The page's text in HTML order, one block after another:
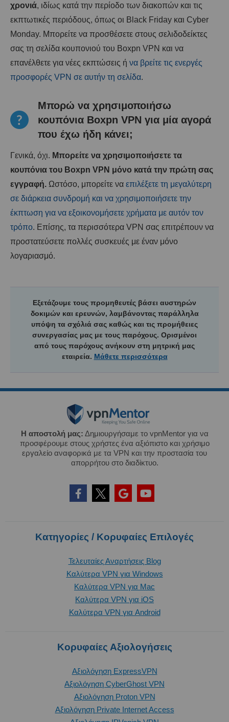
χρονιά, ιδίως κατά την περίοδο των διακοπών και τις
εκπτωτικές περιόδους, όπως οι Black Friday και Cyber ​​
Monday. Μπορείτε να προσθέσετε στους σελιδοδείκτες
σας τη σελίδα κουπονιού του Boxpn VPN και να
επανέλθετε για νέες εκπτώσεις ή να βρείτε τις ενεργές
προσφορές VPN σε αυτήν τη σελίδα.
Μπορώ να χρησιμοποιήσω
κουπόνια Boxpn VPN για μία αγορά
που έχω ήδη κάνει;
Γενικά, όχι. Μπορείτε να χρησιμοποιήσετε τα
κουπόνια του Boxpn VPN μόνο κατά την πρώτη σας
εγγραφή. Ωστόσο, μπορείτε να επιλέξετε τη μεγαλύτερη
σε διάρκεια συνδρομή και να χρησιμοποιήσετε την
έκπτωση για να εξοικονομήσετε χρήματα με αυτόν τον
τρόπο. Επίσης, τα περισσότερα VPN σας επιτρέπουν να
προστατεύσετε πολλές συσκευές με έναν μόνο
λογαριασμό.
Εξετάζουμε τους προμηθευτές βάσει αυστηρών
δοκιμών και ερευνών, λαμβάνοντας παράλληλα
υπόψη τα σχόλιά σας καθώς και τις προμήθειες
συνεργασίας μας με τους παρόχους. Ορισμένοι
από τους παρόχους ανήκουν στη μητρική μας
εταιρεία. Μάθετε περισσότερα
Η αποστολή μας: Δημιουργήσαμε το vpnMentor για να
προσφέρουμε στους χρήστες ένα αξιόπιστο και χρήσιμο
εργαλείο αναφορικά με τα VPN και την προστασία του
απορρήτου στο διαδίκτυο.
Κατηγορίες / Κορυφαίες Επιλογές
Τελευταίες Αναρτήσεις Blog
Καλύτερα VPN για Windows
Καλύτερα VPN για Mac
Καλύτερα VPN για iOS
Καλύτερα VPN για Android
Κορυφαίες Αξιολογήσεις
Αξιολόγηση ExpressVPN
Αξιολόγηση CyberGhost VPN
Αξιολόγηση Proton VPN
Αξιολόγηση Private Internet Access